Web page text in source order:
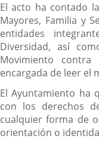
El acto ha contado
Mayores, Familia y
entidades
Diversidad, así
Movimiento
encargada de leer el
El Ayuntamiento ha
con los derechos
cualquier forma de
orientación o